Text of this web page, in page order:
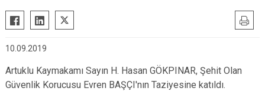
Mazıdağı
10.09.2019
Artuklu Kaymakamı Sayın H. Hasan GÖKPINAR, Şehit Olan
Güvenlik Korucusu Evren BAŞÇI'nın Taziyesine katıldı.